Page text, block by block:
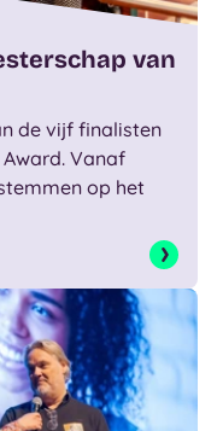
van
de vijf finalisten
Vanaf
op het